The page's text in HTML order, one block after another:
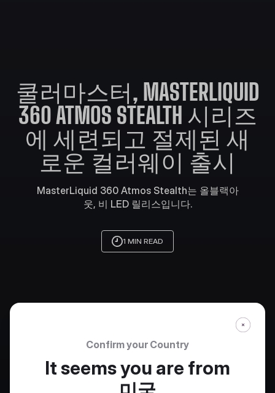
쿨러마스터, MASTERLIQUID
360 ATMOS STEALTH 시리즈
에 세련되고 절제된 새
로운 컬러웨이 출시
MasterLiquid 360 Atmos Stealth는 올블랙아
웃, 비 LED 릴리스입니다.
1 MIN READ
Confirm your Country
It seems you are from